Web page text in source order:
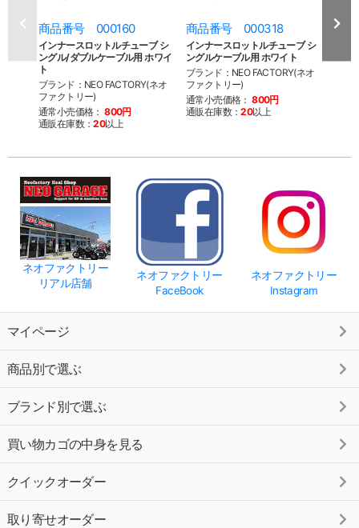
商品番号 000160
インナースロットルチューブ シ
ングル/ダブルケーブル用 ホワイ
ト
ブランド：NEO FACTORY(ネオ
ファクトリー)
通常小売価格： 800円
通販在庫数：20以上
商品番号 000318
インナースロットルチューブ シ
ングルケーブル用 ホワイト
ブランド：NEO FACTORY(ネオ
ファクトリー)
通常小売価格： 800円
通販在庫数：20以上
商
ネオファクトリー
リアル店舗
ネオファクトリー
FaceBook
ネオファクトリー
Instagram
マイページ
商品別で選ぶ
ブランド別で選ぶ
買い物カゴの中身を見る
クイックオーダー
取り寄せオーダー